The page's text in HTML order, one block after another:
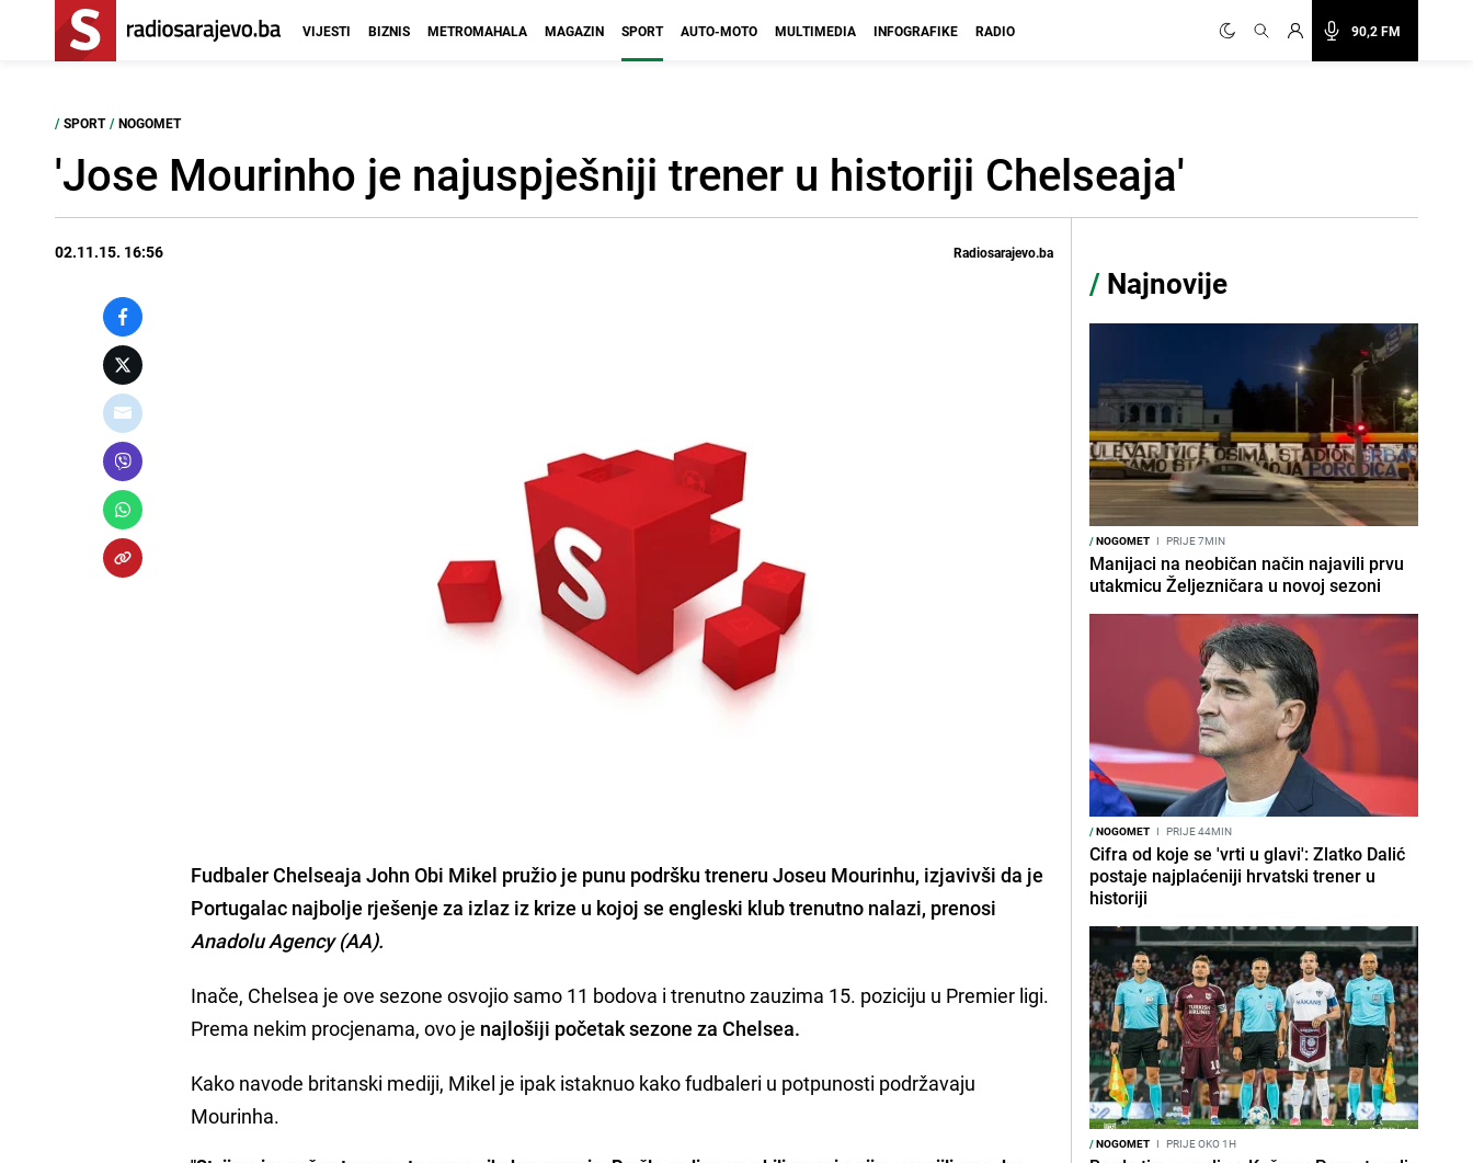
90,2 FM
VIJESTI BIZNIS METROMAHALA MAGAZIN SPORT AUTO-MOTO MULTIMEDIA INFOGRAFIKE RADIO
/ SPORT / NOGOMET
'Jose Mourinho je najuspješniji trener u historiji Chelseaja'
02.11.15. 16:56 Radiosarajevo.ba
Fudbaler Chelseaja John Obi Mikel pružio je punu podršku treneruJoseu Mourinhu, izjavivši da je
Portugalac najbolje rješenje za izlaz iz krize u kojoj se engleski klub trenutno nalazi, prenosi
Anadolu Agency (AA).
Inače, Chelsea je ove sezone osvojio samo 11 bodova i trenutno zauzima 15. poziciju u Premier ligi.
Prema nekim procjenama, ovo je najlošiji početak sezone za Chelsea.
Kako navode britanski mediji, Mikel je ipak istaknuo kako fudbaleri u potpunosti podržavaju
Mourinha.
/ Najnovije
/NOGOMET I PRIJE 7MIN
Manijaci na neobičan način najavili prvu
utakmicu Željezničara u novoj sezoni
/NOGOMET I PRIJE 44MIN
Cifra od koje se 'vrti u glavi': Zlatko Dalić
postaje najplaćeniji hrvatski trener u
historiji
/NOGOMET I PRIJE OKO 1H